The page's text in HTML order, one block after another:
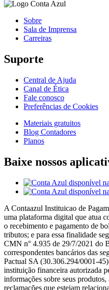
Sobre
Sala de Imprensa
Carreiras
Suporte
Central de Ajuda
Canal de Ética
Fale conosco
Preferências de Cookies
Materiais gratuitos
Blog Contadores
Planos
Baixe nossos
A Contaazul Instituicao de
uma plataforma digital que atua
o recebimento e pagamento de
tributos; e para essa finalidade
CMN n° 4.935 de 29/7/2021 do
correspondentes bancários das
Pactual SA (30.306.294/0001-
instituição financeira autorizada
informações sobre seus produtos,
reclamações que estejam